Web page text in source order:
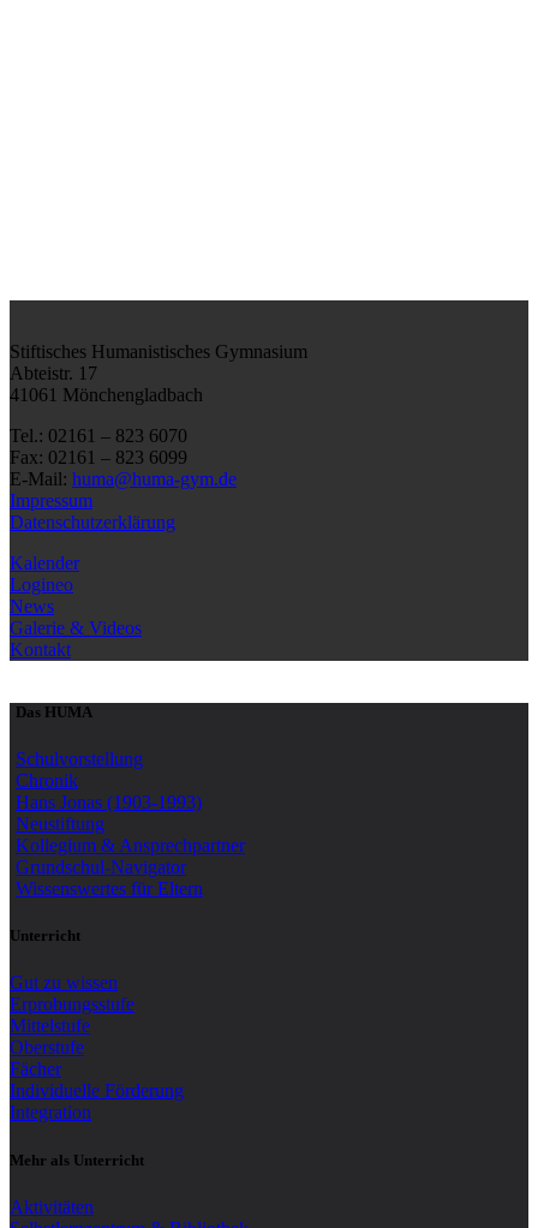
Stiftisches Humanistisches Gymnasium
Abteistr. 17
41061 Mönchengladbach
Tel.: 02161 – 823 6070
Fax: 02161 – 823 6099
E-Mail: huma@huma-gym.de
Impressum
Datenschutzerklärung
Kalender
Logineo
News
Galerie & Videos
Kontakt
Das HUMA
Schulvorstellung
Chronik
Hans Jonas (1903-1993)
Neustiftung
Kollegium & Ansprechpartner
Grundschul-Navigator
Wissenswertes für Eltern
Unterricht
Gut zu wissen
Erprobungsstufe
Mittelstufe
Oberstufe
Fächer
Individuelle Förderung
Integration
Mehr als Unterricht
Aktivitäten